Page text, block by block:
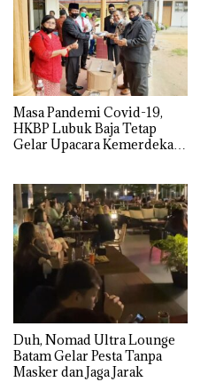
Masa Pandemi Covid-19,
HKBP Lubuk Baja Tetap
Gelar Upacara Kemerdekaan
Duh, Nomad Ultra Lounge
Batam Gelar Pesta Tanpa
Masker dan Jaga Jarak